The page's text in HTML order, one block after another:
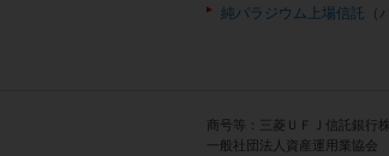
純パラジウム上場信託（
商号等：三菱ＵＦＪ信託銀
一般社団法人資産運用業協会